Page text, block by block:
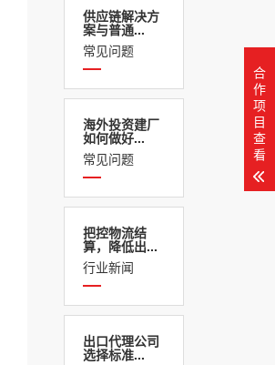
供应链解决方
案与普通...
常见问题
海外投资建厂
如何做好...
常见问题
把控物流结
算，降低出...
行业新闻
出口代理公司
选择标准...
合
作
项
目
查
看